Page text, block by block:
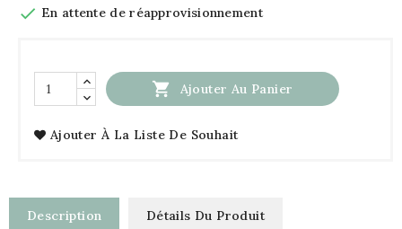
 En attente de réapprovisionnement
 Ajouter Au Panier
Ajouter À La Liste De Souhait
Description Détails Du Produit